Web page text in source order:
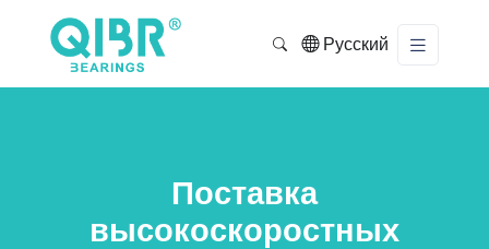
Русский
Поставка
высокоскоростных